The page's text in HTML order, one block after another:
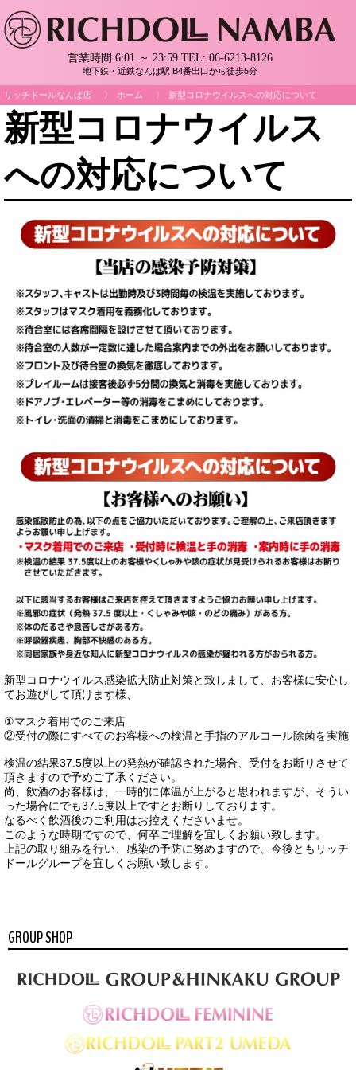
営業時間 6:01 ～ 23:59 TEL: 06-6213-8126
地下鉄・近鉄なんば駅 B4番出口から徒歩5分
リッチドールなんば店 ホーム 新型コロナウイルスへの対応について
新型コロナウイルス
への対応について
新型コロナウイルス感染拡大防止対策と致しまして、お客様に安心し
てお遊びして頂けます様、
①マスク着用でのご来店
②受付の際にすべてのお客様への検温と手指のアルコール除菌を実施
検温の結果37.5度以上の発熱が確認された場合、受付をお断りさせて
頂きますので予めご了承ください。
尚、飲酒のお客様は、一時的に体温が上がると思われますが、そうい
った場合にでも37.5度以上ですとお断りしております。
なるべく飲酒後のご利用はお控えくださいませ。
このような時期ですので、何卒ご理解を宜しくお願い致します。
上記の取り組みを行い、感染の予防に努めますので、今後ともリッチ
ドールグループを宜しくお願い致します。
GROUP SHOP